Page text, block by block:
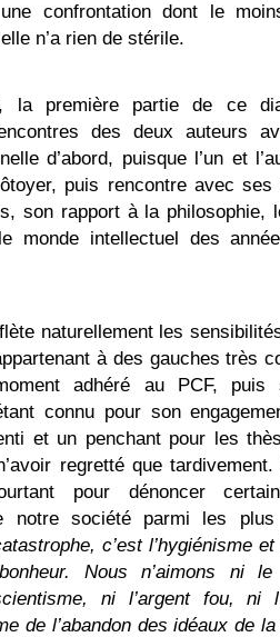
confrontation dont le
n’a rien de stérile.
la première partie de ce
des deux auteurs
d’abord, puisque l’un et
puis rencontre avec ses
son rapport à la philosophie,
monde intellectuel des
naturellement les
à des gauches très
adhéré au PCF, puis
connu pour son
et un penchant pour les
regretté que tardivement.
pour dénoncer
notre société parmi les
c’est l’hygiénisme
Nous n’aimons ni le
ni l’argent fou, ni
de l’abandon des idéaux de